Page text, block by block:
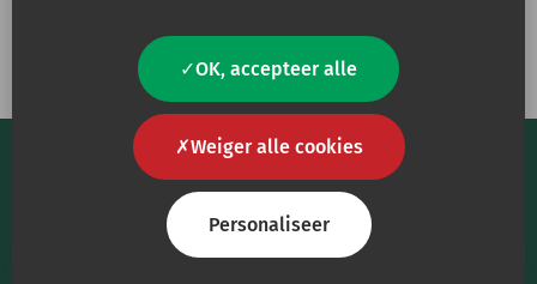
OK, accepteer alle
Weiger alle cookies
Personaliseer